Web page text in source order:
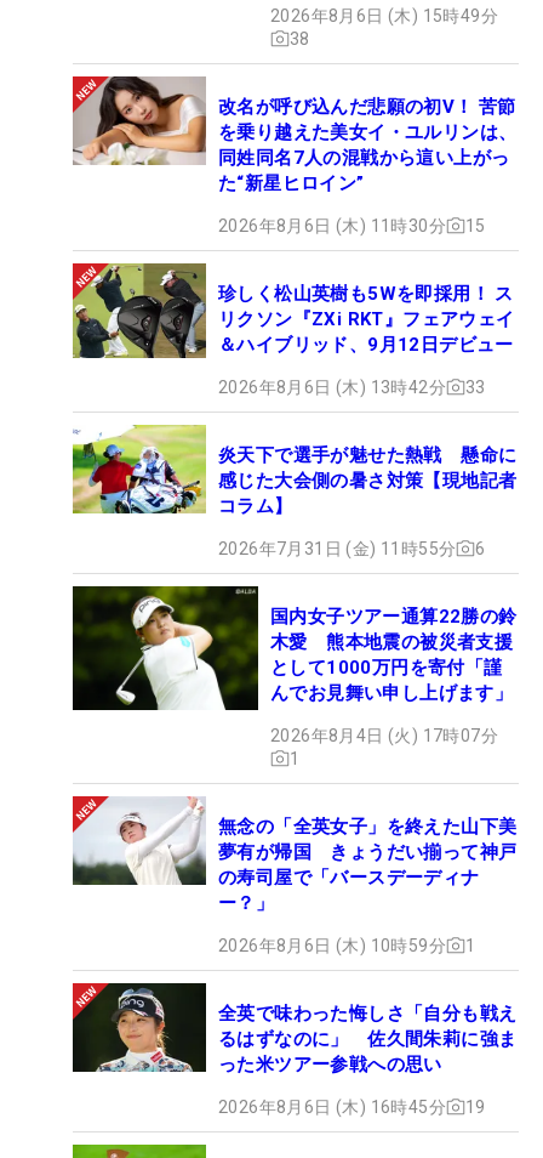
2026年8月6日 (木) 15時49分
38
改名が呼び込んだ悲願の初V！ 苦節
を乗り越えた美女イ・ユルリンは、
同姓同名7人の混戦から這い上がっ
た“新星ヒロイン”
2026年8月6日 (木) 11時30分 15
珍しく松山英樹も5Wを即採用！ ス
リクソン『ZXi RKT』フェアウェイ
＆ハイブリッド、9月12日デビュー
2026年8月6日 (木) 13時42分 33
炎天下で選手が魅せた熱戦 懸命に
感じた大会側の暑さ対策【現地記者
コラム】
2026年7月31日 (金) 11時55分 6
国内女子ツアー通算22勝の鈴
木愛 熊本地震の被災者支援
として1000万円を寄付「謹
んでお見舞い申し上げます」
2026年8月4日 (火) 17時07分
1
無念の「全英女子」を終えた山下美
夢有が帰国 きょうだい揃って神戸
の寿司屋で「バースデーディナ
ー？」
2026年8月6日 (木) 10時59分 1
全英で味わった悔しさ「自分も戦え
るはずなのに」 佐久間朱莉に強ま
った米ツアー参戦への思い
2026年8月6日 (木) 16時45分 19